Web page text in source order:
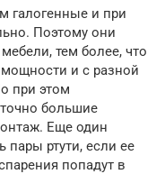
галогенные и при
Поэтому они
тем более, что
и с разной
при этом
большие
Еще один
пары ртути, если ее
попадут в